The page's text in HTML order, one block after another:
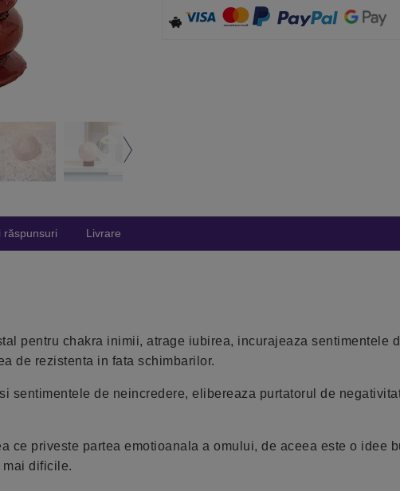
răspunsuri Livrare
pentru chakra inimii, atrage iubirea, incurajeaza sentimentele
de rezistenta in fata schimbarilor.
sentimentele de neincredere, elibereaza purtatorul de
ce priveste partea emotioanala a omului, de aceea este o idee
mai dificile.